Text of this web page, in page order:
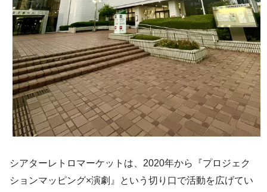
シアターレトロマーケットは、2020年から『プロジェク
ションマッピング×演劇』という切り口で活動を広げてい